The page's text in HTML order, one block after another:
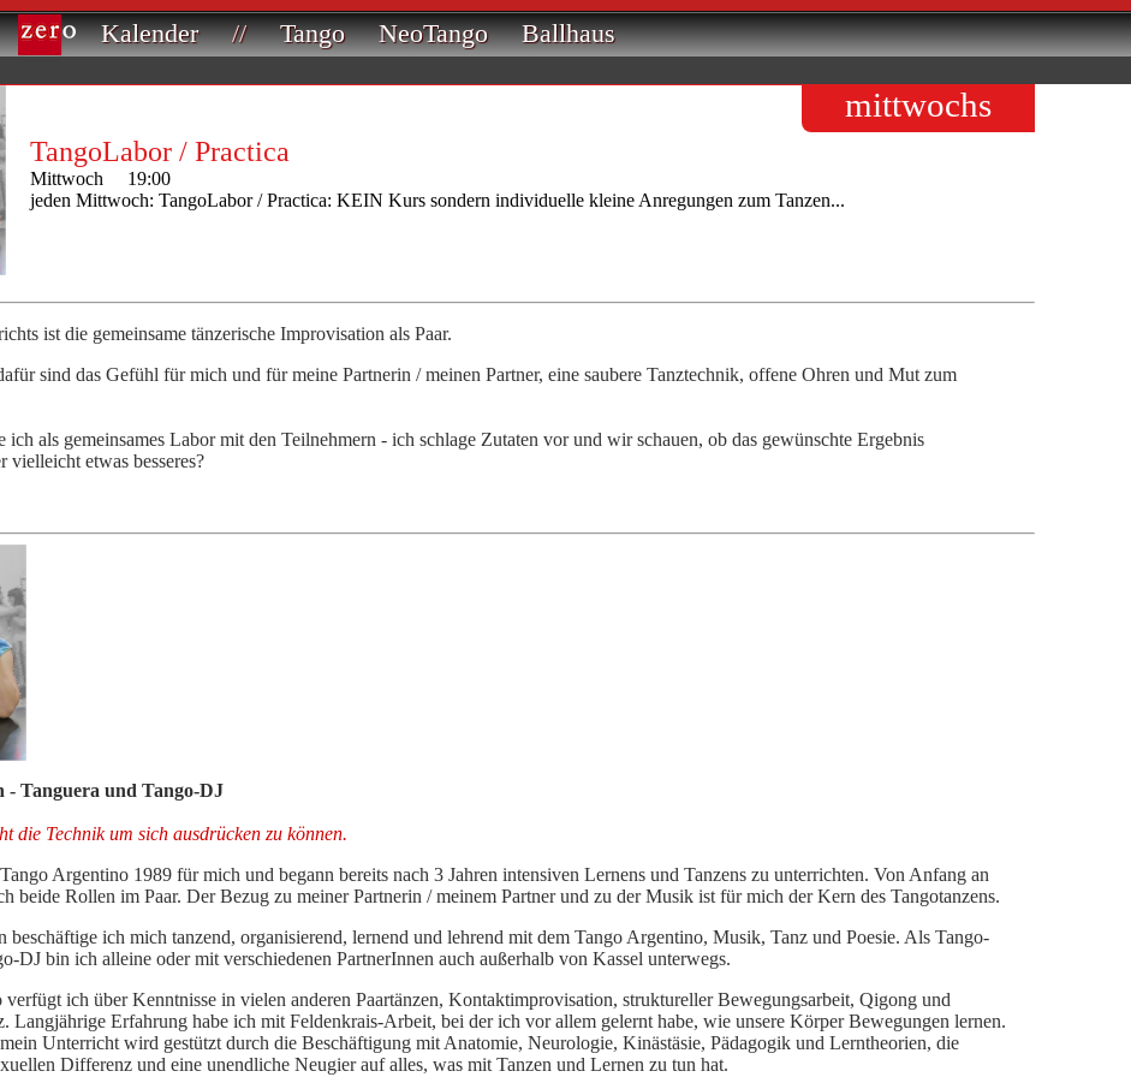
Kalender // Tango NeoTango Ballhaus
mittwochs
TangoLabor / Practica
Mittwoch 19:00
jeden Mittwoch: TangoLabor / Practica: KEIN Kurs sondern individuelle kleine Anregungen zum Tanzen...
ist die gemeinsame tänzerische Improvisation als Paar.
sind das Gefühl für mich und für meine Partnerin / meinen Partner, eine saubere Tanztechnik, offene Ohren und Mut zum
ich als gemeinsames Labor mit den Teilnehmern - ich schlage Zutaten vor und wir schauen, ob das gewünschte Ergebnis
vielleicht etwas besseres?
- Tanguera und Tango-DJ
die Technik um sich ausdrücken zu können.
Argentino 1989 für mich und begann bereits nach 3 Jahren intensiven Lernens und Tanzens zu unterrichten. Von Anfang an
beide Rollen im Paar. Der Bezug zu meiner Partnerin / meinem Partner und zu der Musik ist für mich der Kern des Tangotanzens.
beschäftige ich mich tanzend, organisierend, lernend und lehrend mit dem Tango Argentino, Musik, Tanz und Poesie. Als Tango-
DJ bin ich alleine oder mit verschiedenen PartnerInnen auch außerhalb von Kassel unterwegs.
verfügt ich über Kenntnisse in vielen anderen Paartänzen, Kontaktimprovisation, struktureller Bewegungsarbeit, Qigong und
Langjährige Erfahrung habe ich mit Feldenkrais-Arbeit, bei der ich vor allem gelernt habe, wie unsere Körper Bewegungen lernen.
Unterricht wird gestützt durch die Beschäftigung mit Anatomie, Neurologie, Kinästäsie, Pädagogik und Lerntheorien, die
Differenz und eine unendliche Neugier auf alles, was mit Tanzen und Lernen zu tun hat.